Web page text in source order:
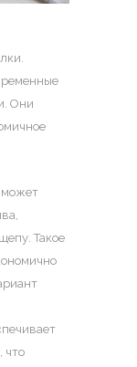
Они
может
Такое
что